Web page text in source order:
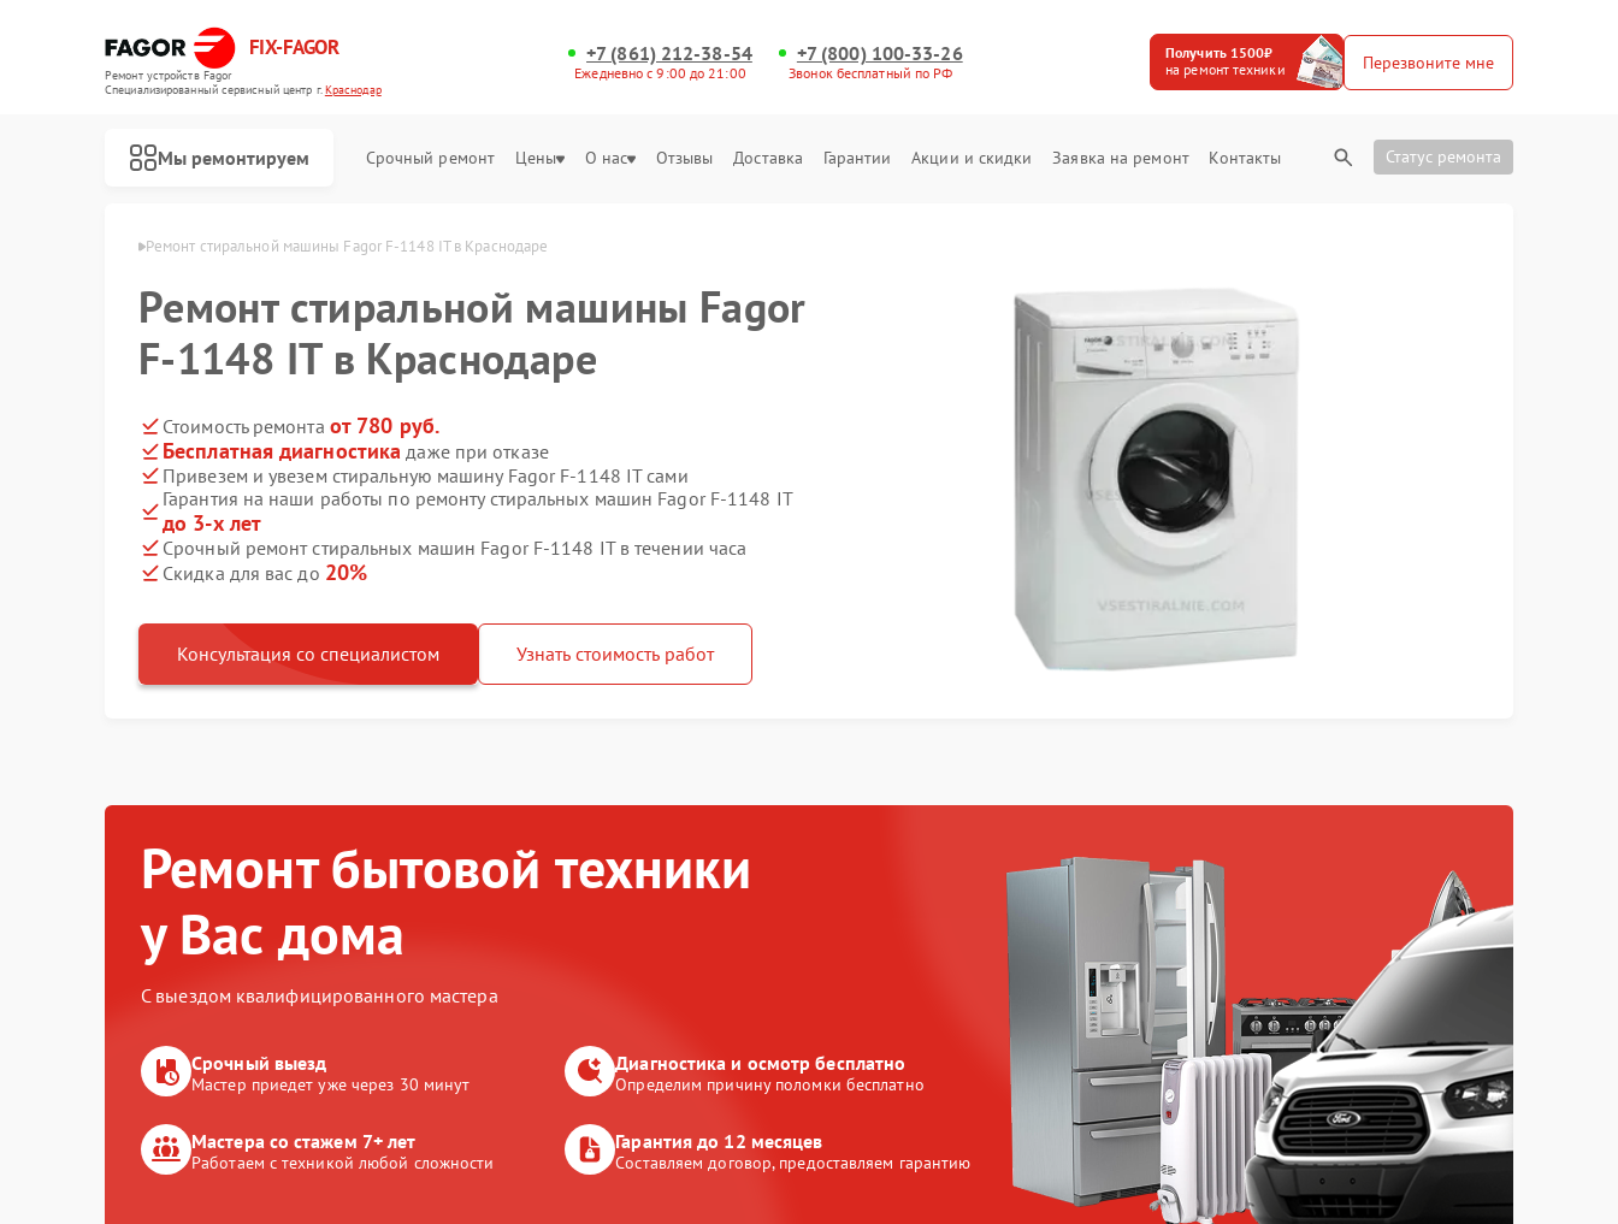
FIX-FAGOR
Ремонт устройств Fagor
Специализированный cервисный центр г.Краснодар
+7 (861) 212-38-54
Ежедневно с 9:00 до 21:00
+7 (800) 100-33-26
Звонок бесплатный по РФ
Получить 1500₽
на ремонт техники
Перезвоните мне
Мы ремонтируем Срочный ремонт Цены О нас Отзывы Доставка Гарантии Акции и скидки Заявка на ремонт Контакты Статус ремонта
Ремонт стиральной машины Fagor F-1148 IT в Краснодаре
Ремонт стиральной машины Fagor
F-1148 IT в Краснодаре
Стоимость ремонта от 780 руб.
Бесплатная диагностика даже при отказе
Привезем и увезем стиральную машину Fagor F-1148 IT сами
Гарантия на наши работы по ремонту стиральных машин Fagor F-1148 IT
до 3-х лет
Срочный ремонт стиральных машин Fagor F-1148 IT в течении часа
Скидка для вас до 20%
Консультация со специалистом Узнать стоимость работ
Ремонт бытовой техники
у Вас дома
С выездом квалифицированного мастера
Срочный выезд
Мастер приедет уже через 30 минут
Диагностика и осмотр бесплатно
Определим причину поломки бесплатно
Мастера со стажем 7+ лет
Работаем с техникой любой сложности
Гарантия до 12 месяцев
Составляем договор, предоставляем гарантию